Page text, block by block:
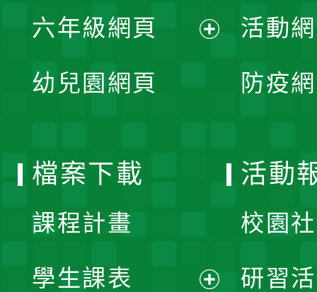
單
選
開
六年級網頁
幼兒園網頁
活動
防疫
檔案下載
課程計畫
學生課表
活動
校園
研習